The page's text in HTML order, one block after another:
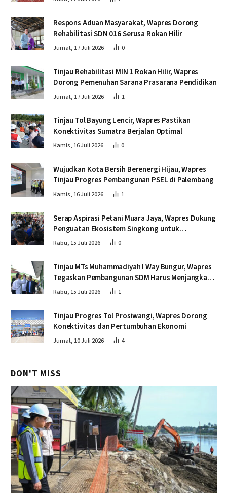
Respons Aduan Masyarakat, Wapres Dorong
Rehabilitasi SDN 016 Serusa Rokan Hilir
Jumat, 17 Juli 2026 0
Tinjau Rehabilitasi MIN 1 Rokan Hilir, Wapres
Dorong Pemenuhan Sarana Prasarana Pendidikan
Jumat, 17 Juli 2026 1
Tinjau Tol Bayung Lencir, Wapres Pastikan
Konektivitas Sumatra Berjalan Optimal
Kamis, 16 Juli 2026 0
Wujudkan Kota Bersih Berenergi Hijau, Wapres
Tinjau Progres Pembangunan PSEL di Palembang
Kamis, 16 Juli 2026 1
Serap Aspirasi Petani Muara Jaya, Wapres Dukung
Penguatan Ekosistem Singkong untuk
Swasembada Pangan
Rabu, 15 Juli 2026 0
Tinjau MTs Muhammadiyah I Way Bungur, Wapres
Tegaskan Pembangunan SDM Harus Menjangkau
Seluruh Sekolah
Rabu, 15 Juli 2026 1
Tinjau Progres Tol Prosiwangi, Wapres Dorong
Konektivitas dan Pertumbuhan Ekonomi
Jumat, 10 Juli 2026 4
DON'T MISS